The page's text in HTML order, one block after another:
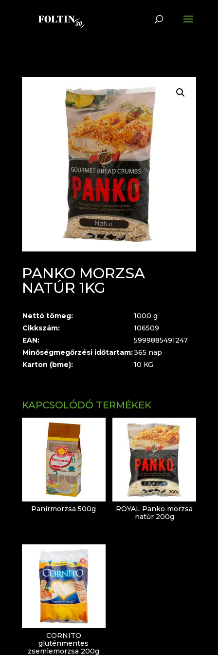
PANKO MORZSA
NATÚR 1KG
Nettó tömeg:
1000 g
Cikkszám:
106509
EAN:
5999885491247
Minőségmegőrzési időtartam:365 nap
Karton (bme):
10 KG
KAPCSOLÓDÓ TERMÉKEK
Panírmorzsa 500g
ROYAL Panko morzsa
natúr 200g
CORNITO
gluténmentes
zsemlemorzsa 200g